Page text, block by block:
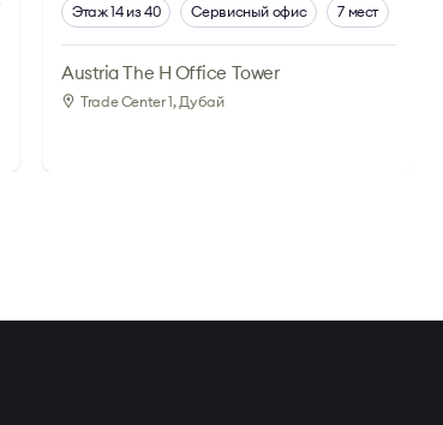
Этаж 14 из 40 Сервисный офис 7 мест
Austria The H Office Tower
Trade Center 1, Дубай